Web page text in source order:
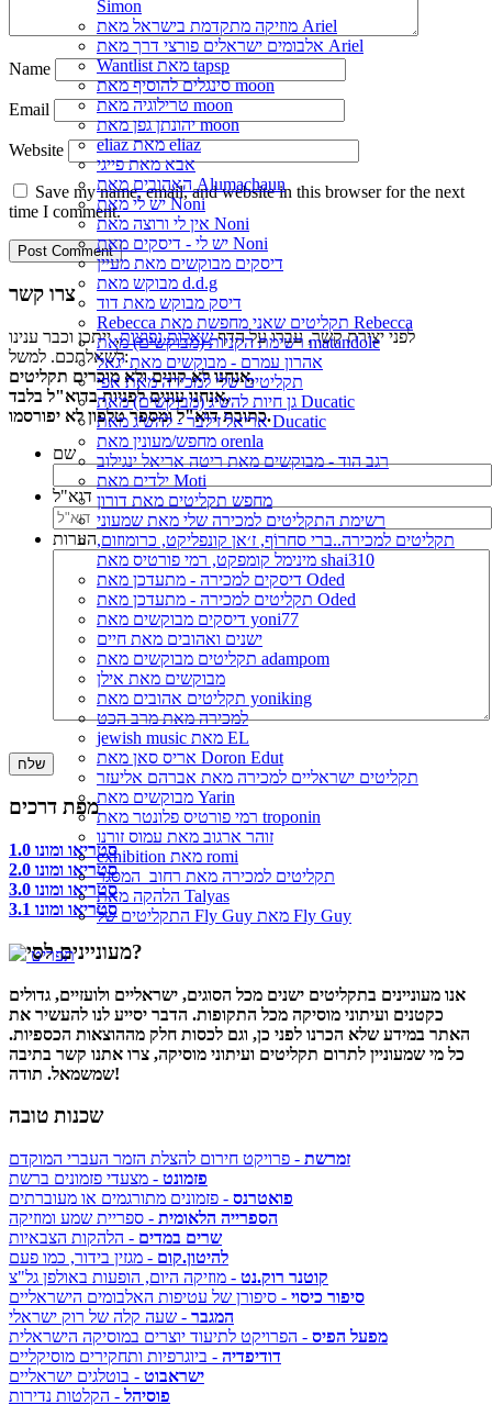
Simon
מוזיקה מתקדמת בישראל מאת Ariel
אלבומים ישראלים פורצי דרך מאת Ariel
Wantlist מאת tapsp
סינגלים להוסיף מאת moon
טרילוגיה מאת moon
יהונתן גפן מאת moon
eliaz מאת eliaz
אבא מאת פייגי
האהובים מאת Alumachaun
יש לי מאת Noni
אין לי ורוצה מאת Noni
יש לי - דיסקים מאת Noni
דיסקים מבוקשים מאת מעיין
מבוקש מאת d.d.g
דיסק מבוקש מאת דוד
Rebecca תקליטים שאני מחפשת מאת Rebecca
רשימת הקניות (מבוקשים) מאת matandole
אהרון עמרם - מבוקשים מאת יגאל
תקליטים שלי למכירה מאת אפי
גן חיות להשיג (מבוקשים) מאת Ducatic
אריאל זילבר - להשיג מאת Ducatic
מחפש/מעונין מאת orenla
רגב הוד - מבוקשים מאת ריטה אריאל ינגילוב
ילדים מאת Moti
מחפש תקליטים מאת דורון
רשימת התקליטים למכירה שלי מאת שמעוני
תקליטים למכירה..ברי סחרוֹף, ז׳אן קונפליקט, כרומוזום,
מינימל קומפקט, רמי פורטיס מאת shai310
דיסקים למכירה - מתעדכן מאת Oded
תקליטים למכירה - מתעדכן מאת Oded
דיסקים מבוקשים מאת yoni77
ישנים ואהובים מאת חיים
תקליטים מבוקשים מאת adampom
מבוקשים מאת אילן
תקליטים אהובים מאת yoniking
למכירה מאת מרב הכט
jewish music מאת EL
אריס סאן מאת Doron Edut
תקליטים ישראליים למכירה מאת אברהם אליעזר
מבוקשים מאת Yarin
רמי פורטיס פלונטר מאת troponin
זוהר ארגוב מאת עמוס זורנו
exhibition מאת romi
תקליטים למכירה מאת רחוב_המסגר
הלהקה מאת Talyas
התקליטים של Fly Guy מאת Fly Guy
תפריט
Name
Email
Website
Save my name, email, and website in this browser for the next
time I comment.
צרו קשר
לפני יצירת קשר, עברו על הדףשאלות נפוצות, ייתכן וכבר ענינו
לשאלתכם. למשל:
אנחנו לא קונים ולא מוכרים תקליטים,
אנחנו עונים לפניות בדוא"ל בלבד,
כתובת דוא"ל ומספר טלפון לא יפורסמו.
שם
דוא"ל
הערות
מפת דרכים
סטריאו ומונו 1.0
סטריאו ומונו 2.0
סטריאו ומונו 3.0
סטריאו ומונו 3.1
מעוניינים לסייע?
אנו מעוניינים בתקליטים ישנים מכל הסוגים, ישראליים ולועזיים, גדולים
כקטנים ועיתוני מוסיקה מכל התקופות. הדבר יסייע לנו להעשיר את
האתר במידע שלא הכרנו לפני כן, וגם לכסות חלק מההוצאות הכספיות.
כל מי שמעוניין לתרום תקליטים ועיתוני מוסיקה, צרו אתנו קשר בתיבה
שמשמאל. תודה!
שכנות טובה
זמרשת - פרויקט חירום להצלת הזמר העברי המוקדם
פזמונט - מצעדי פזמונים ברשת
פואטרנס - פזמונים מתורגמים או מעוברתים
הספרייה הלאומית - ספריית שמע ומוזיקה
שרים במדים - הלהקות הצבאיות
להיטון.קום - מגזין בידור, כמו פעם
קוטנר רוק.נט - מוזיקה היום, הופעות באולפן גל"צ
סיפור כיסוי - סיפורן של עטיפות האלבומים הישראליים
המגבר - שעה קלה של רוק ישראלי
מפעל הפיס - הפרויקט לתיעוד יוצרים במוסיקה הישראלית
דודיפדיה - ביוגרפיות ותחקירים מוסיקליים
ישראבוט - בוטלגים ישראליים
פוסיהל - הקלטות נדירות